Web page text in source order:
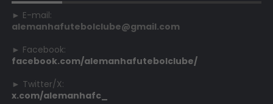
► E-mail:
alemanhafutebolclube@gmail.com
► Facebook:
facebook.com/alemanhafutebolclube/
► Twitter/X:
x.com/alemanhafc_